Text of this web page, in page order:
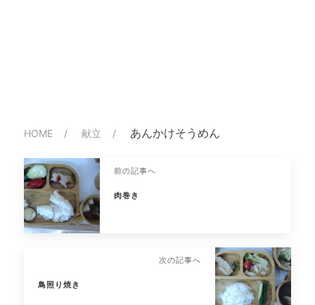
HOME 献立 あんかけそうめん
前の記事へ
肉巻き
次の記事へ
鳥照り焼き